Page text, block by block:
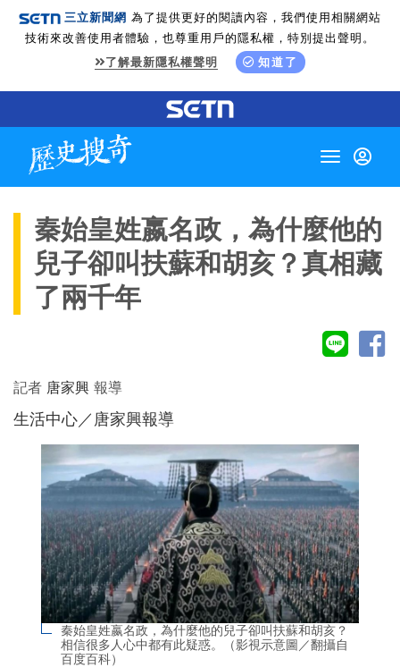
三立新聞網 為了提供更好的閱讀內容，我們使用相關網站
技術來改善使用者體驗，也尊重用戶的隱私權，特別提出聲明。
了解最新隱私權聲明
知道了
Toggle
秦始皇姓嬴名政，為什麼他的
兒子卻叫扶蘇和胡亥？真相藏
了兩千年
記者 唐家興 報導
生活中心／唐家興報導
秦始皇姓嬴名政，為什麼他的兒子卻叫扶蘇和胡亥？
相信很多人心中都有此疑惑。（影視示意圖／翻攝自
百度百科）